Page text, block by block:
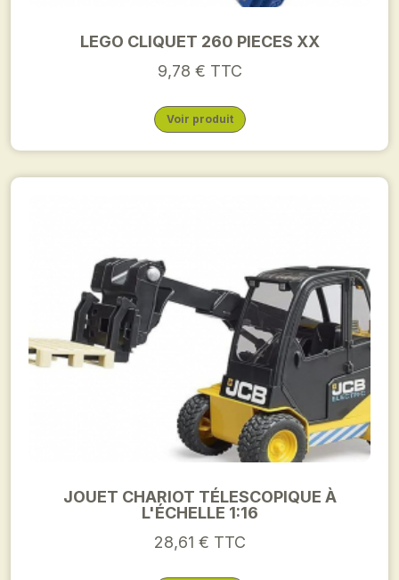
LEGO CLIQUET 260 PIECES XX
9,78 € TTC
Voir produit
JOUET CHARIOT TÉLESCOPIQUE À
L'ÉCHELLE 1:16
28,61 € TTC